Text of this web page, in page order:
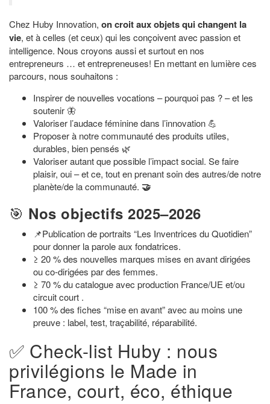
Chez Huby Innovation, on croit aux objets qui changent la
vie, et à celles (et ceux) qui les conçoivent avec passion et
intelligence. Nous croyons aussi et surtout en nos
entrepreneurs … et entrepreneuses! En mettant en lumière ces
parcours, nous souhaitons :
Inspirer de nouvelles vocations – pourquoi pas ? – et les
soutenir 🦋
Valoriser l’audace féminine dans l’innovation 💪
Proposer à notre communauté des produits utiles,
durables, bien pensés 🌿
Valoriser autant que possible l’impact social. Se faire
plaisir, oui – et ce, tout en prenant soin des autres/de notre
planète/de la communauté. 🤝
🎯 Nos objectifs 2025–2026
📌Publication de portraits “Les Inventrices du Quotidien”
pour donner la parole aux fondatrices.
≥ 20 % des nouvelles marques mises en avant dirigées
ou co-dirigées par des femmes.
≥ 70 % du catalogue avec production France/UE et/ou
circuit court .
100 % des fiches “mise en avant” avec au moins une
preuve : label, test, traçabilité, réparabilité.
✅ Check-list Huby : nous
privilégions le Made in
France, court, éco, éthique